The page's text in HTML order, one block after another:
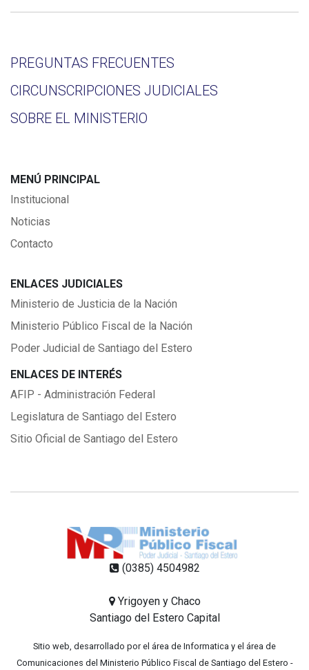
PREGUNTAS FRECUENTES
CIRCUNSCRIPCIONES JUDICIALES
SOBRE EL MINISTERIO
MENÚ PRINCIPAL
Institucional
Noticias
Contacto
ENLACES JUDICIALES
Ministerio de Justicia de la Nación
Ministerio Público Fiscal de la Nación
Poder Judicial de Santiago del Estero
ENLACES DE INTERÉS
AFIP - Administración Federal
Legislatura de Santiago del Estero
Sitio Oficial de Santiago del Estero
(0385) 4504982
Yrigoyen y Chaco
Santiago del Estero Capital
Sitio web, desarrollado por el área de Informatica y el área de
Comunicaciones del Ministerio Público Fiscal de Santiago del Estero -